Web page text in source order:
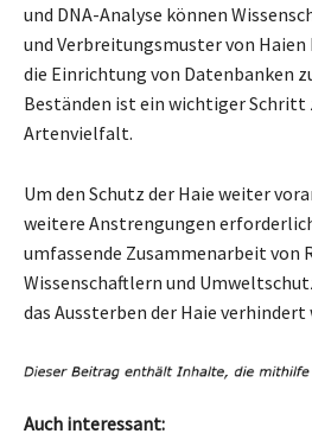
und DNA-Analyse können
und Verbreitungsmuster von Haien
die Einrichtung von Datenbanken
Beständen ist ein wichtiger Schritt
Artenvielfalt.
Um den Schutz der Haie weiter
weitere Anstrengungen
umfassende Zusammenarbeit von
Wissenschaftlern und
das Aussterben der Haie verhindert
Auch interessant: